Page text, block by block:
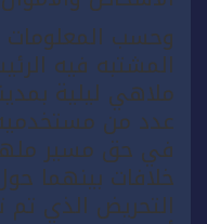
وحسب المعلومات
المشتبه فيه
ملاهي ليلية
عدد من مستخدميه
في حق مسير
خلافات بينهما
التحريض الذي تم